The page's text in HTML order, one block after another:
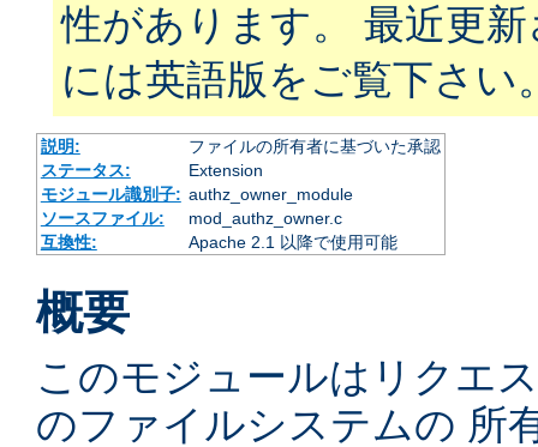
性があります。 最近更
には英語版をご覧下さい
説明:
ファイルの所有者に基づいた承認
ステータス:
Extension
モジュール識別子: authz_owner_module
ソースファイル:
mod_authz_owner.c
互換性:
Apache 2.1 以降で使用可能
概要
このモジュールはリクエ
のファイルシステムの 所